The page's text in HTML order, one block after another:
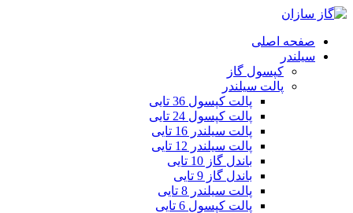
صفحه اصلی
سیلندر
کپسول گاز
پالت سیلندر
پالت کپسول 36 تایی
پالت کپسول 24 تایی
پالت سیلندر 16 تایی
پالت سیلندر 12 تایی
باندل گاز 10 تایی
باندل گاز 9 تایی
پالت سیلندر 8 تایی
پالت کپسول 6 تایی